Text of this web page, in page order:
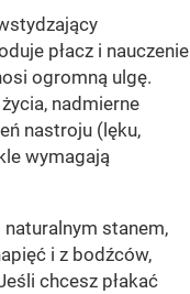
płacz i nauczenie
ogromną ulgę.
nadmierne
nastroju (lęku,
wymagają
stanem,
i z bodźców,
chcesz płakać